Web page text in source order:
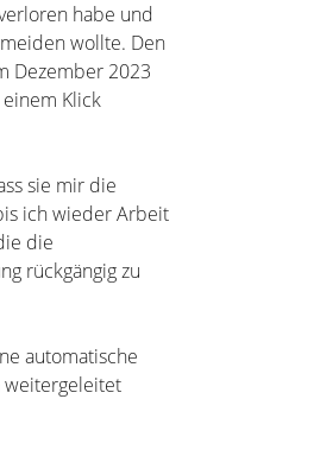
habe und
wollte. Den
Dezember 2023
Klick
sie mir die
ich wieder Arbeit
die
rückgängig zu
automatische
weitergeleitet